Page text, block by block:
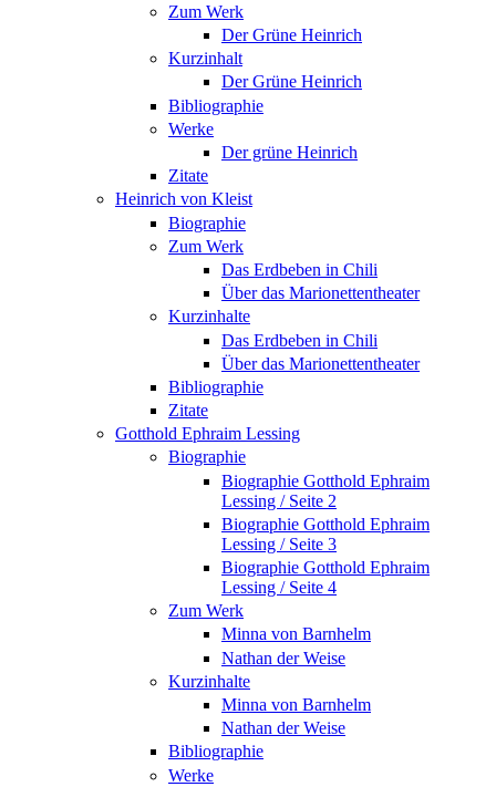
Zum Werk
Der Grüne Heinrich
Kurzinhalt
Der Grüne Heinrich
Bibliographie
Werke
Der grüne Heinrich
Zitate
Heinrich von Kleist
Biographie
Zum Werk
Das Erdbeben in Chili
Über das Marionettentheater
Kurzinhalte
Das Erdbeben in Chili
Über das Marionettentheater
Bibliographie
Zitate
Gotthold Ephraim Lessing
Biographie
Biographie Gotthold Ephraim
Lessing / Seite 2
Biographie Gotthold Ephraim
Lessing / Seite 3
Biographie Gotthold Ephraim
Lessing / Seite 4
Zum Werk
Minna von Barnhelm
Nathan der Weise
Kurzinhalte
Minna von Barnhelm
Nathan der Weise
Bibliographie
Werke